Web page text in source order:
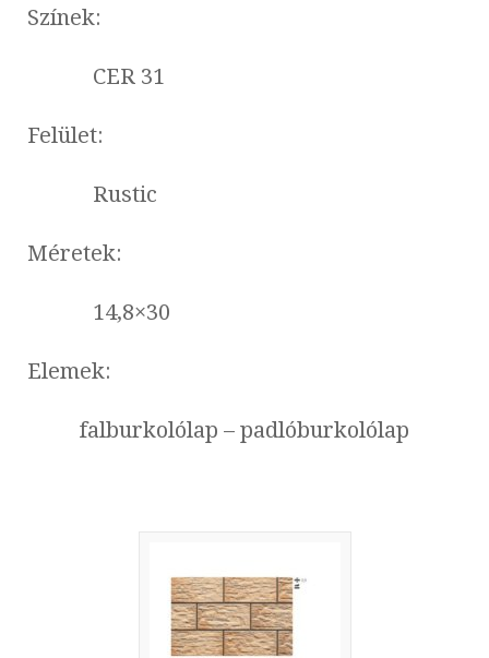
Színek:
CER 31
Felület:
Rustic
Méretek:
14,8×30
Elemek:
falburkolólap – padlóburkolólap